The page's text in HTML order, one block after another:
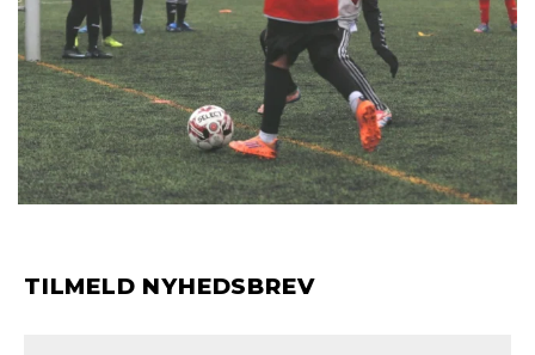
TILMELD NYHEDSBREV